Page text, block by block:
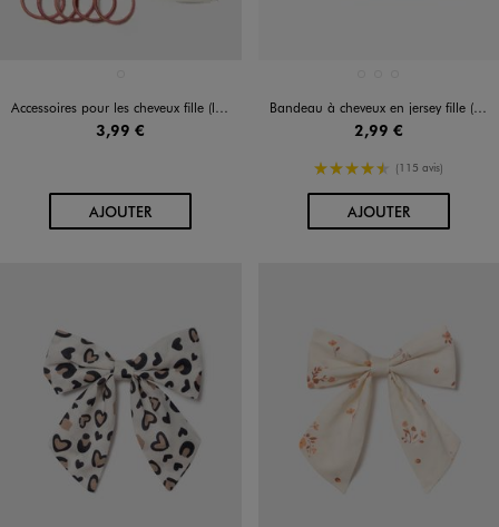
Accessoires pour les cheveux fille (lot de 26)
3,99 €
AJOUTERAU PANIER
Bandeau à cheveux en jersey fille (lot de 2)
2,99 €
4.5/5 de moyenne
(115 avis)
AJOUTERAU PANIER